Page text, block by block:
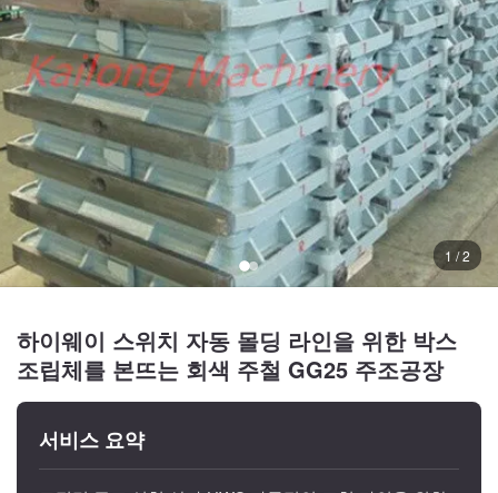
1 / 2
하이웨이 스위치 자동 몰딩 라인을 위한 박스
조립체를 본뜨는 회색 주철 GG25 주조공장
서비스 요약